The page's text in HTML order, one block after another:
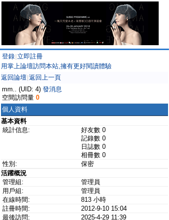
登錄 立即註冊
用掌上論壇訪問本站,擁有更好閱讀體驗
返回論壇 返回上一頁
mm.. (UID: 4) 發消息
空間訪問量 0
個人資料
基本資料
統計信息:
好友數 0
記錄數 0
日誌數 0
相冊數 0
性別:
保密
活躍概況
管理組:
管理員
用戶組:
管理員
在線時間:
813 小時
註冊時間:
2012-9-10 15:04
最後訪問:
2025-4-29 11:39